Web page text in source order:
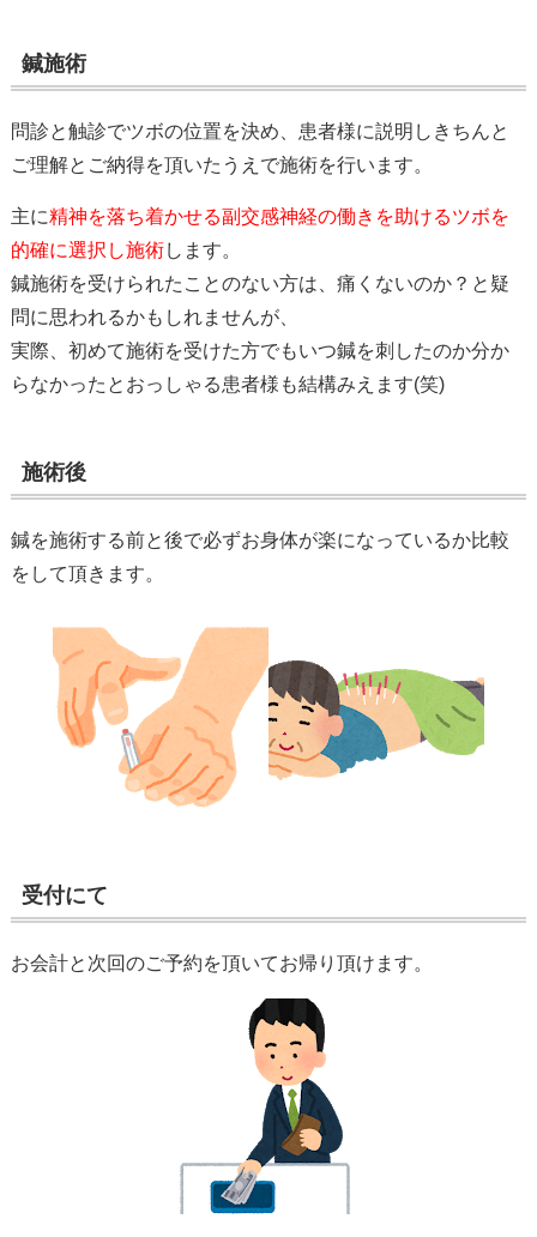
鍼施術
問診と触診でツボの位置を決め、患者様に説明しきちんと
ご理解とご納得を頂いたうえで施術を行います。
主に精神を落ち着かせる副交感神経の働きを助けるツボを
的確に選択し施術します。
鍼施術を受けられたことのない方は、痛くないのか？と疑
問に思われるかもしれませんが、
実際、初めて施術を受けた方でもいつ鍼を刺したのか分か
らなかったとおっしゃる患者様も結構みえます(笑)
施術後
鍼を施術する前と後で必ずお身体が楽になっているか比較
をして頂きます。
受付にて
お会計と次回のご予約を頂いてお帰り頂けます。